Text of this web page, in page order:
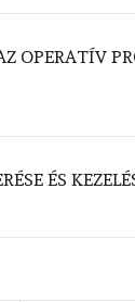
OPERATÍV
ÉS